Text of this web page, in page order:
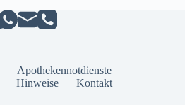
Apothekennotdienste
Hinweise Kontakt